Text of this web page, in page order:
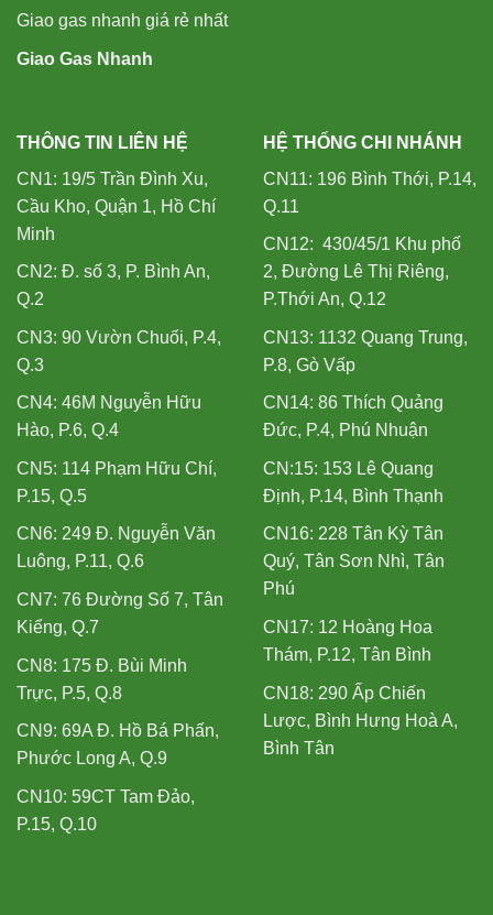
Giao gas nhanh giá rẻ nhất
Giao Gas Nhanh
THÔNG TIN LIÊN HỆ
CN1: 19/5 Trần Đình Xu,
Cầu Kho, Quận 1, Hồ Chí
Minh
CN2: Đ. số 3, P. Bình An,
Q.2
CN3: 90 Vườn Chuối, P.4,
Q.3
CN4: 46M Nguyễn Hữu
Hào, P.6, Q.4
CN5: 114 Phạm Hữu Chí,
P.15, Q.5
CN6: 249 Đ. Nguyễn Văn
Luông, P.11, Q.6
CN7: 76 Đường Số 7, Tân
Kiểng, Q.7
CN8: 175 Đ. Bùi Minh
Trực, P.5, Q.8
CN9: 69A Đ. Hồ Bá Phấn,
Phước Long A, Q.9
CN10: 59CT Tam Đảo,
P.15, Q.10
HỆ THỐNG CHI NHÁNH
CN11: 196 Bình Thới, P.14,
Q.11
CN12: 430/45/1 Khu phố
2, Đường Lê Thị Riêng,
P.Thới An, Q.12
CN13: 1132 Quang Trung,
P.8, Gò Vấp
CN14: 86 Thích Quảng
Đức, P.4, Phú Nhuận
CN:15: 153 Lê Quang
Định, P.14, Bình Thạnh
CN16: 228 Tân Kỳ Tân
Quý, Tân Sơn Nhì, Tân
Phú
CN17: 12 Hoàng Hoa
Thám, P.12, Tân Bình
CN18: 290 Ấp Chiến
Lược, Bình Hưng Hoà A,
Bình Tân